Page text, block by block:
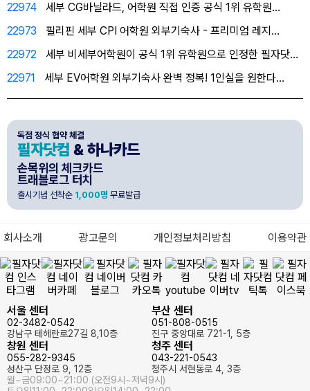
22974
세부 CG바닐라드, 어학원 직접 인증 공식 1위 유학원…
22973
필리핀 세부 CPI 어학원 외부기숙사 - 프리미엄 레지…
22972
세부 비세부어학원이 공식 1위 유학원으로 인정한 필자닷…
22971
세부 EV어학원 외부기숙사 완벽 정복! 1인실을 원한다…
필자닷컴 & 하나카드
독점 정식 협약 체결
손목위의 체크카드
트래블로그 터치
출시기념 선착순 1,000명 무료발급
회사소개 광고문의 개인정보처리방침 이용약관
서울 센터
02-3482-0542
강남구 테헤란로27길 8,10층
부산 센터
051-808-0515
진구 중앙대로 721-1, 5층
창원 센터
055-282-9345
성산구 단정로 9, 12층
청주 센터
043-221-0543
청주시 서현동로 4, 3층
월~금09:00~21:00 (오전9시~저녁9시)